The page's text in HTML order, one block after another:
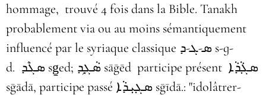
hommage, trouvé 4 fois dans la Bible. Tanakh
probablement via ou au moins sémantiquement
influencé par le syriaque classique ܣ-ܓ-ܕ‎ s-ɡ-
d. ܣܓܶܕ‎ sg̱ed; ܣܵܓ݂ܹܕ sāḡēd participe présent ܣܓ݂ܵܕܵܐ‎
sḡādā, participe passé ܣܓ݂ܝܼܕܵܐ‎ sḡīdā.: "idolâtrer-